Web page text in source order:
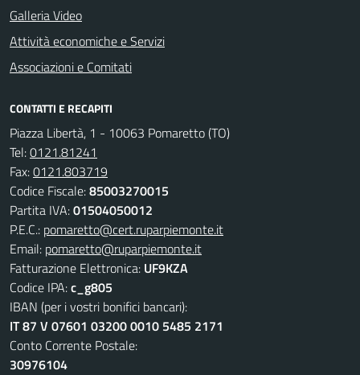
Galleria Video
Attività economiche e Servizi
Associazioni e Comitati
CONTATTI E RECAPITI
Piazza Libertà, 1 - 10063 Pomaretto (TO)
Tel:0121.81241
Fax:0121.803719
Codice Fiscale:85003270015
Partita IVA:01504050012
P.E.C.: pomaretto@cert.ruparpiemonte.it
Email: pomaretto@ruparpiemonte.it
Fatturazione Elettronica: UF9KZA
Codice IPA:c_g805
IBAN (per i vostri bonifici bancari):
IT 87 V 07601 03200 0010 5485 2171
Conto Corrente Postale:
30976104